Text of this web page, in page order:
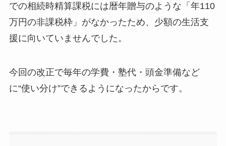
での相続時精算課税には暦年贈与のような「年110
万円の非課税枠」がなかったため、少額の生活支
援に向いていませんでした。
今回の改正で毎年の学費・塾代・頭金準備など
に“使い分け”できるようになったからです。